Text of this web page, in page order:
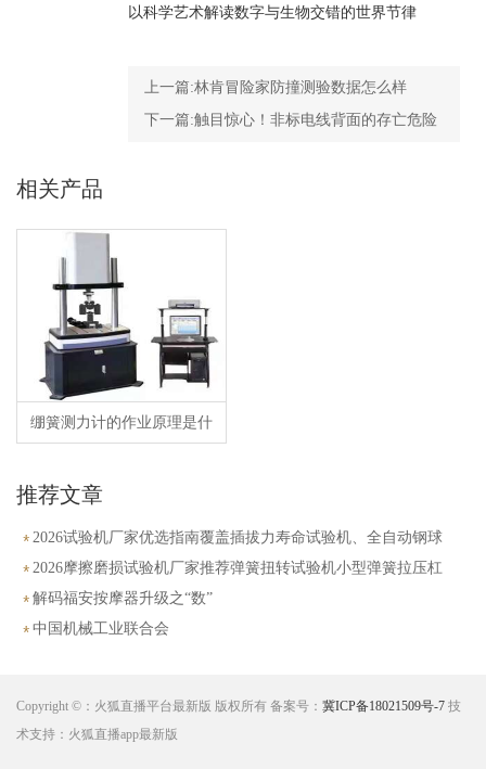
以科学艺术解读数字与生物交错的世界节律
上一篇:林肯冒险家防撞测验数据怎么样
下一篇:触目惊心！非标电线背面的存亡危险
相关产品
绷簧测力计的作业原理是什
推荐文章
2026试验机厂家优选指南覆盖插拔力寿命试验机、全自动钢球
冲击、高低温拉力落球冲击摩擦系数
2026摩擦磨损试验机厂家推荐弹簧扭转试验机小型弹簧拉压杠
杆式四球摩擦磨损数显式扭转自动厂家优选指南！
解码福安按摩器升级之“数”
中国机械工业联合会
Copyright ©：火狐直播平台最新版 版权所有 备案号： 冀ICP备18021509号-7 技
术支持：火狐直播app最新版